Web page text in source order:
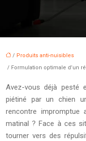
/ Produits anti-nuisibles
/ Formulation optimale d’un
Avez-vous déjà pesté
piétiné par un chien
rencontre impromptue
matinal ? Face à ces
tourner vers des